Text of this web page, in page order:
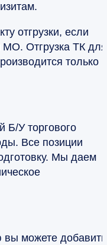
отгрузки, если
Отгрузка ТК для
только
Б/У торгового
Все позиции
Мы даем
можете добавить